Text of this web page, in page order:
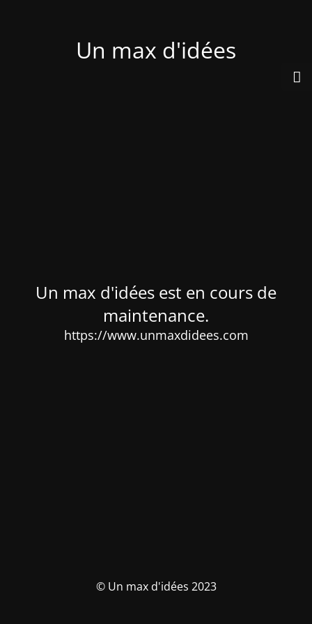
Un max d'idées
Un max d'idées est en cours de
maintenance.
https://www.unmaxdidees.com
© Un max d'idées 2023